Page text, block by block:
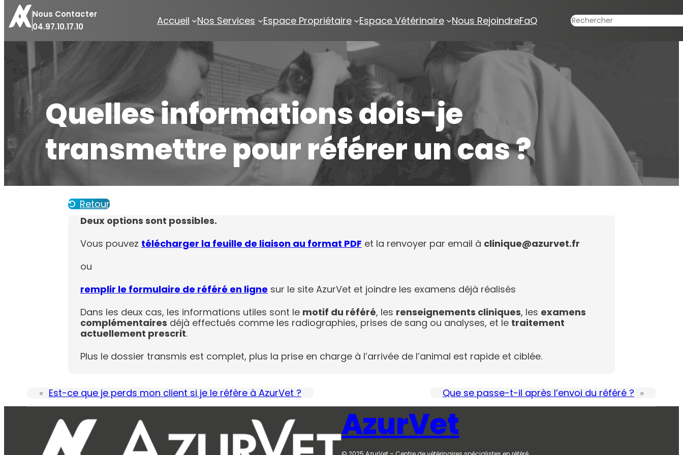
Nous Contacter
04.97.10.17.10
Accueil Nos Services Espace Propriétaire Espace Vétérinaire Nous RejoindreFaQ Rechercher
Quelles informations dois-je
transmettre pour référer un cas ?
Retour
Deux options sont possibles.
Vous pouvez télécharger la feuille de liaison au format PDF et la renvoyer par email à clinique@azurvet.fr
ou
remplir le formulaire de référé en ligne sur le site AzurVet et joindre les examens déjà réalisés
Dans les deux cas, les informations utiles sont le motif du référé, les renseignements cliniques, les examens
complémentaires déjà effectués comme les radiographies, prises de sang ou analyses, et le traitement
actuellement prescrit.
Plus le dossier transmis est complet, plus la prise en charge à l’arrivée de l’animal est rapide et ciblée.
« Est-ce que je perds mon client si je le réfère à AzurVet ? Que se passe-t-il après l’envoi du référé ? »
AzurVet